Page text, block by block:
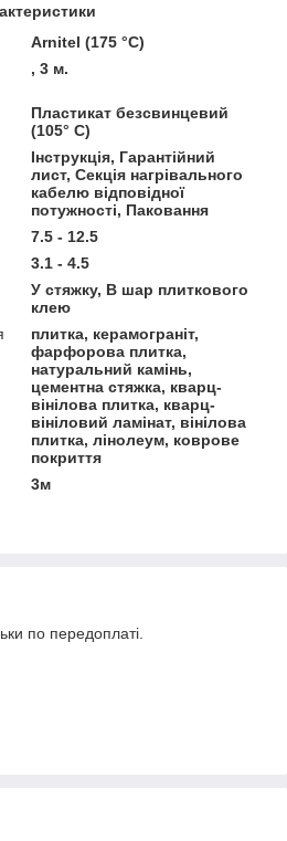
Arnitel (175 °C)
, 3 м.
Пластикат безсвинцевий
(105° C)
Інструкція, Гарантійний
лист, Секція нагрівального
кабелю відповідної
потужності, Паковання
7.5 - 12.5
3.1 - 4.5
У стяжку, В шар плиткового
клею
плитка, керамограніт,
фарфорова плитка,
натуральний камінь,
цементна стяжка, кварц-
вінілова плитка, кварц-
вініловий ламінат, вінілова
плитка, лінолеум, коврове
покриття
3м
по передоплаті.